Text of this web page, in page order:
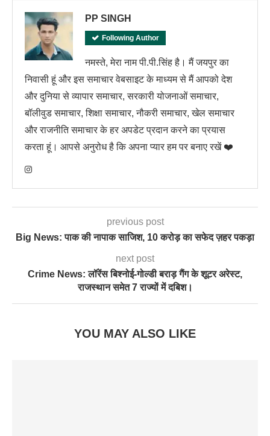
PP SINGH
Following Author
नमस्ते, मेरा नाम पी.पी.सिंह है। मैं जयपुर का
निवासी हूं और इस समाचार वेबसाइट के माध्यम से मैं आपको देश
और दुनिया से व्यापार समाचार, सरकारी योजनाओं समाचार,
बॉलीवुड समाचार, शिक्षा समाचार, नौकरी समाचार, खेल समाचार
और राजनीति समाचार के हर अपडेट प्रदान करने का प्रयास
करता हूं। आपसे अनुरोध है कि अपना प्यार हम पर बनाए रखें ❤️
previous post
Big News: पाक की नापाक साजिश, 10 करोड़ का सफेद ज़हर पकड़ा
next post
Crime News: लॉरेंस बिश्नोई-गोल्डी बराड़ गैंग के शूटर अरेस्ट,
राजस्थान समेत 7 राज्यों में दबिश।
YOU MAY ALSO LIKE